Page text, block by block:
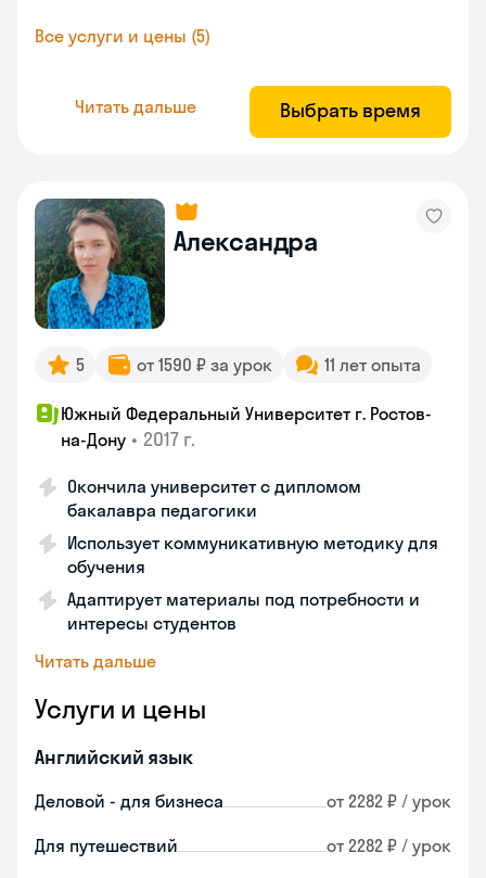
Все услуги и цены (5)
Читать дальше Выбрать время
Александра
5 от 1590 ₽ за урок 11 лет опыта
Южный Федеральный Университет г. Ростов-
на-Дону • 2017 г.
Окончила университет с дипломом
бакалавра педагогики
Использует коммуникативную методику для
обучения
Адаптирует материалы под потребности и
интересы студентов
Читать дальше
Услуги и цены
Английский язык
Деловой - для бизнеса от 2282 ₽ / урок
Для путешествий от 2282 ₽ / урок